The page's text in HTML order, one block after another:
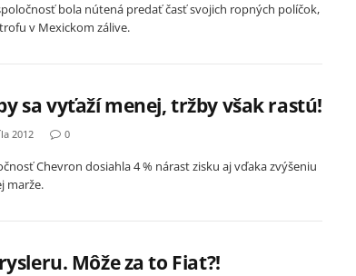
bola nútená predať časť svojich ropných políčok,
v Mexickom zálive.
sa vyťaží menej, tržby však rastú!
2012 0
Chevron dosiahla 4 % nárast zisku aj vďaka zvýšeniu
marže.
Môže za to Fiat?!